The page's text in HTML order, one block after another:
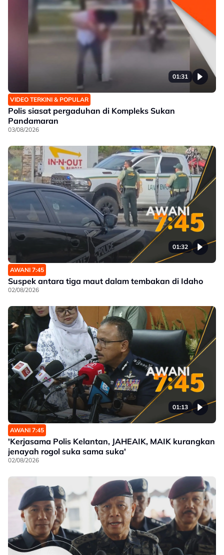
01:31
VIDEO TERKINI & POPULAR
Polis siasat pergaduhan di Kompleks Sukan
Pandamaran
03/08/2026
01:32
AWANI 7:45
Suspek antara tiga maut dalam tembakan di Idaho
02/08/2026
01:13
AWANI 7:45
'Kerjasama Polis Kelantan, JAHEAIK, MAIK kurangkan
jenayah rogol suka sama suka'
02/08/2026